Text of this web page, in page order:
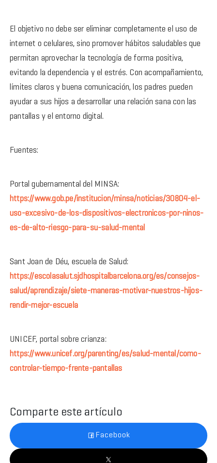
El objetivo no debe ser eliminar completamente el uso de
internet o celulares, sino promover hábitos saludables que
permitan aprovechar la tecnología de forma positiva,
evitando la dependencia y el estrés. Con acompañamiento,
límites claros y buena comunicación, los padres pueden
ayudar a sus hijos a desarrollar una relación sana con las
pantallas y el entorno digital.
Fuentes:
Portal gubernamental del MINSA:
https://www.gob.pe/institucion/minsa/noticias/30804-el-
uso-excesivo-de-los-dispositivos-electronicos-por-ninos-
es-de-alto-riesgo-para-su-salud-mental
Sant Joan de Déu, escuela de Salud:
https://escolasalut.sjdhospitalbarcelona.org/es/consejos-
salud/aprendizaje/siete-maneras-motivar-nuestros-hijos-
rendir-mejor-escuela
UNICEF, portal sobre crianza:
https://www.unicef.org/parenting/es/salud-mental/como-
controlar-tiempo-frente-pantallas
Comparte este artículo
Facebook